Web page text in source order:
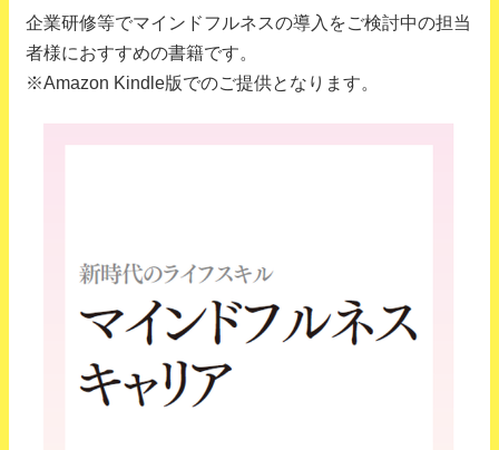
企業研修等でマインドフルネスの導入をご検討中の担当
者様におすすめの書籍です。
※Amazon Kindle版でのご提供となります。